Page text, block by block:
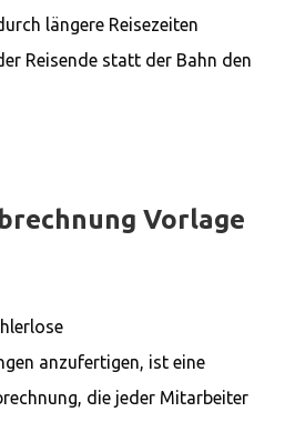
längere Reisezeiten
Reisende statt der Bahn den
Vorlage
anzufertigen, ist eine
die jeder Mitarbeiter